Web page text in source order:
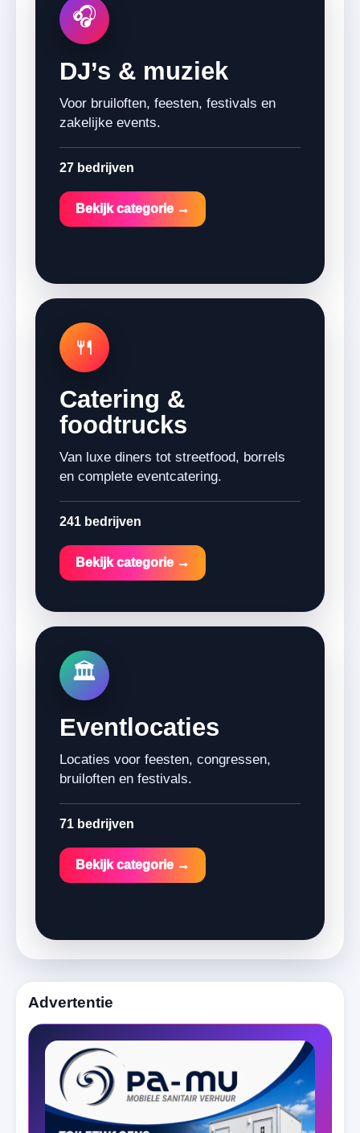
🎧
DJ’s & muziek
Voor bruiloften, feesten, festivals en
zakelijke events.
27 bedrijven
Bekijk categorie →
🍴
Catering &
foodtrucks
Van luxe diners tot streetfood, borrels
en complete eventcatering.
241 bedrijven
Bekijk categorie →
🏛️
Eventlocaties
Locaties voor feesten, congressen,
bruiloften en festivals.
71 bedrijven
Bekijk categorie →
Advertentie